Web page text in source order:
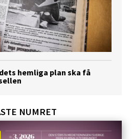
hemliga plan ska få
NUMRET